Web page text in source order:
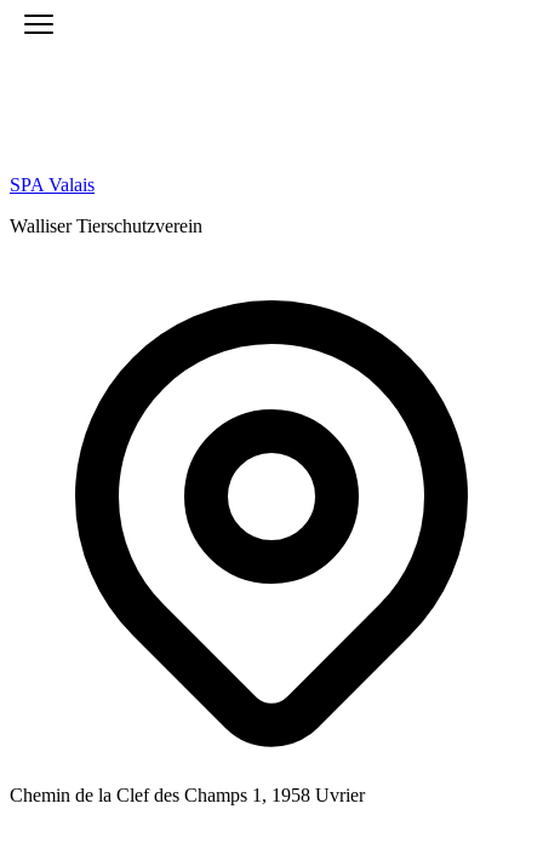
SPA Valais
Walliser Tierschutzverein
Chemin de la Clef des Champs 1, 1958 Uvrier